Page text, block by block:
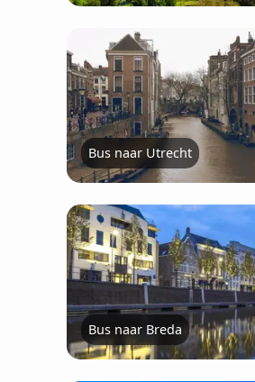
Bus naar Utrecht
Bus naar Breda